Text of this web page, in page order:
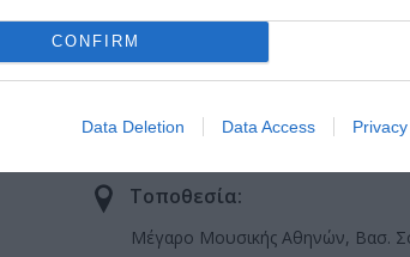
CONFIRM
Data Deletion Data Access
ομιλία από τοΧαράλαμπο Γωγιό
Τοποθεσία:
Μέγαρο Μουσικής Αθηνών, Βασ.